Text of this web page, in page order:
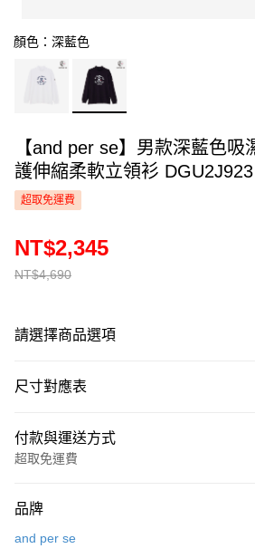
顏色：深藍色
【and per se】男款深藍色吸
護伸縮柔軟立領衫 DGU2J923
超取免運費
NT$4,690
NT$2,345
請選擇商品選項
尺寸對應表
付款與運送方式
超取免運費
信用卡一次付款
品牌
and per se